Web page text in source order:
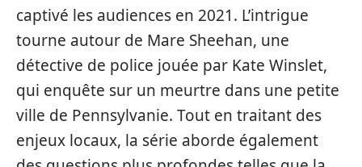
captivé les audiences en 2021. L’intrigue
tourne autour de Mare Sheehan, une
détective de police jouée par Kate Winslet,
qui enquête sur un meurtre dans une petite
ville de Pennsylvanie. Tout en traitant des
enjeux locaux, la série aborde également